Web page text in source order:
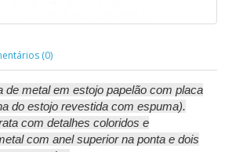
(0)
de metal em estojo papelão com placa
do estojo revestida com espuma).
com detalhes coloridos e
com anel superior na ponta e dois